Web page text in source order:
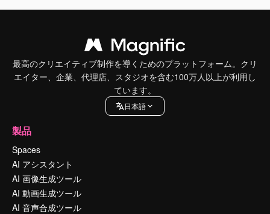
最高のクリエイティブ制作を導くためのプラットフォーム。クリ
エイター、企業、代理店、スタジオを含む100万人以上が利用し
ています。
日本語
製品
Spaces
AI アシスタント
AI 画像生成ツール
AI 動画生成ツール
AI 音声合成ツール